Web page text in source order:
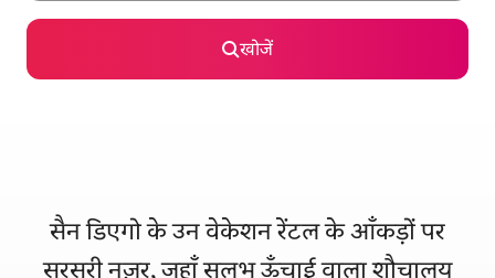
खोजें
सैन डिएगो के उन वेकेशन रेंटल के आँकड़ों पर
सरसरी नज़र, जहाँ सुलभ ऊँचाई वाला शौचालय